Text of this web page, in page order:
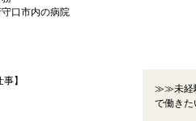
口市内の病院
】
≫≫未経
で働き